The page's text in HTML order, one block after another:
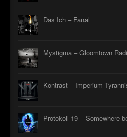
Das Ich – Fanal
Mystigma – Gloomtown
Kontrast – Imperium
Protokoll 19 – Somewhere